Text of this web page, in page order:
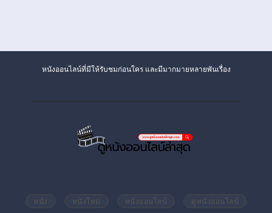
หนังออนไลน์ที่มีให้รับชมก่อนใคร และมีมากมายหลายพันเรื่อง
หนัง หนังใหม่ หนังออนไลน์ ดูหนังออนไลน์